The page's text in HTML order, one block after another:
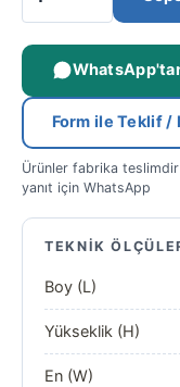
Form ile Teklif /
Ürünler fabrika teslimdir
yanıt için WhatsApp
TEKNIK
Boy (L)
Yükseklik (H)
En (W)